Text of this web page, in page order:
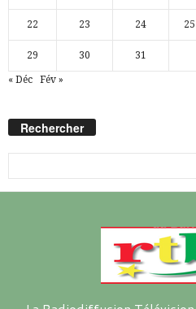
22 23 24 25
29 30 31
« Déc Fév »
Rechercher